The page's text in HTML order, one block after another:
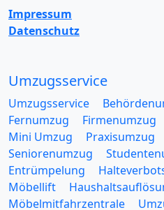
Impressum
Datenschutz
Umzugsservice
Umzugsservice
Fernumzug
Firmenumzug
Mini Umzug
Praxisumzug
Seniorenumzug
Entrümpelung
Möbellift
Möbelmitfahrzentrale